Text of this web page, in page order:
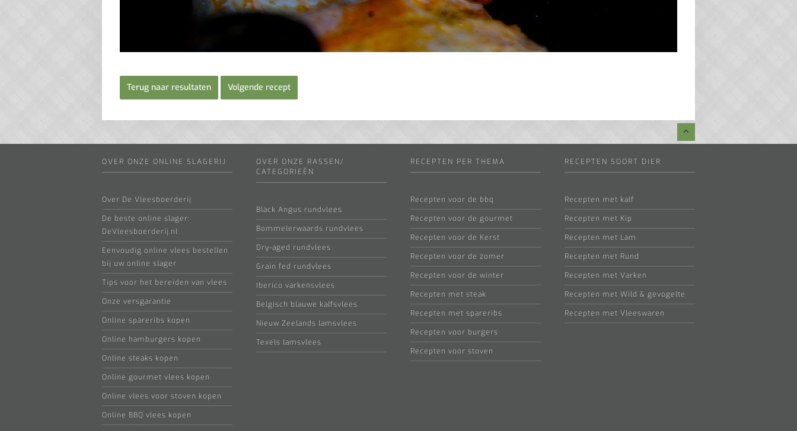
Terug naar resultaten Volgende recept
OVER ONZE ONLINE SLAGERIJ
Over De Vleesboerderij
De beste online slager:
DeVleesboerderij.nl
Eenvoudig online vlees bestellen
bij uw online slager
Tips voor het bereiden van vlees
Onze versgarantie
Online spareribs kopen
Online hamburgers kopen
Online steaks kopen
Online gourmet vlees kopen
Online vlees voor stoven kopen
Online BBQ vlees kopen
OVER ONZE RASSEN/
CATEGORIEËN
Black Angus rundvlees
Bommelerwaards rundvlees
Dry-aged rundvlees
Grain fed rundvlees
Iberico varkensvlees
Belgisch blauwe kalfsvlees
Nieuw Zeelands lamsvlees
Texels lamsvlees
RECEPTEN PER THEMA
Recepten voor de bbq
Recepten voor de gourmet
Recepten voor de Kerst
Recepten voor de zomer
Recepten voor de winter
Recepten met steak
Recepten met spareribs
Recepten voor burgers
Recepten voor stoven
RECEPTEN SOORT DIER
Recepten met kalf
Recepten met Kip
Recepten met Lam
Recepten met Rund
Recepten met Varken
Recepten met Wild & gevogelte
Recepten met Vleeswaren